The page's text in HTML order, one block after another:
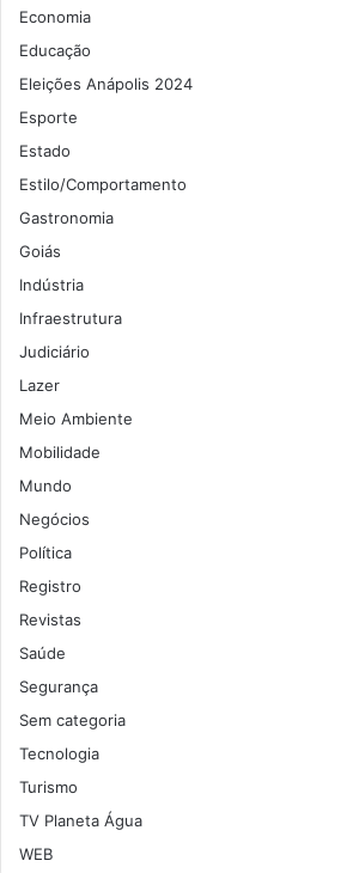
Economia
Educação
Eleições Anápolis 2024
Esporte
Estado
Estilo/Comportamento
Gastronomia
Goiás
Indústria
Infraestrutura
Judiciário
Lazer
Meio Ambiente
Mobilidade
Mundo
Negócios
Política
Registro
Revistas
Saúde
Segurança
Sem categoria
Tecnologia
Turismo
TV Planeta Água
WEB